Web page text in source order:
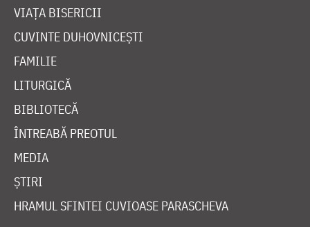
VIAȚA BISERICII
CUVINTE DUHOVNICEȘTI
FAMILIE
LITURGICĂ
BIBLIOTECĂ
ÎNTREABĂ PREOTUL
MEDIA
ȘTIRI
HRAMUL SFINTEI CUVIOASE PARASCHEVA